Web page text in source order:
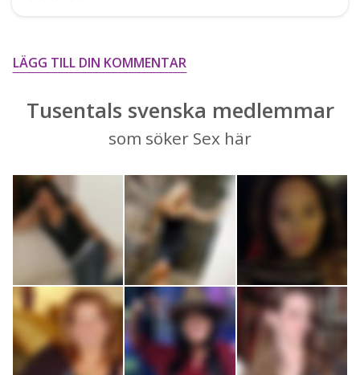
LÄGG TILL DIN KOMMENTAR
Tusentals svenska medlemmar
som söker Sex här